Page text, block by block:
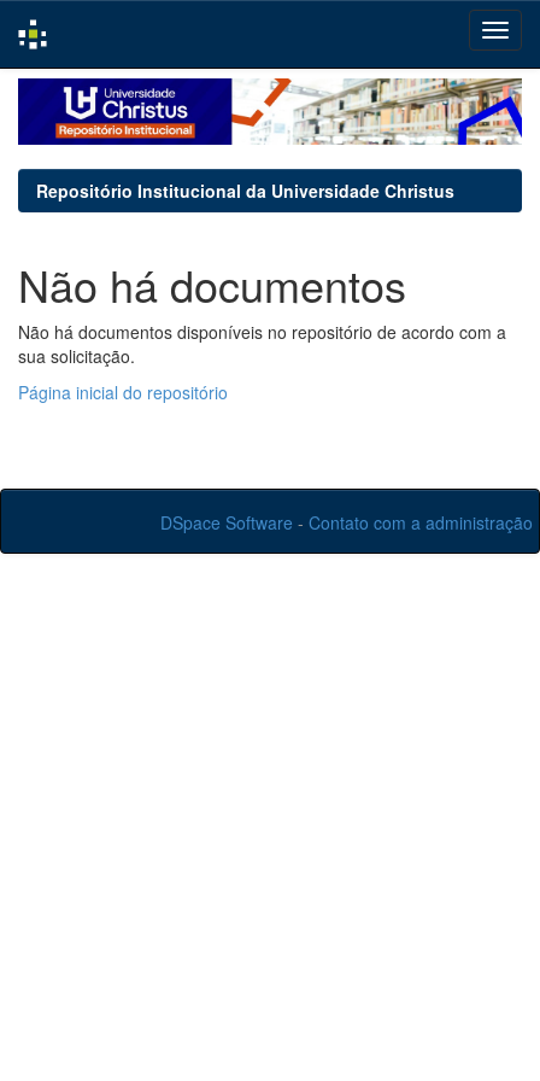
navigation
Repositório Institucional da Universidade Christus
Não há documentos
Não há documentos disponíveis no repositório de acordo com a
sua solicitação.
Página inicial do repositório
DSpace Software - Contato com a administração